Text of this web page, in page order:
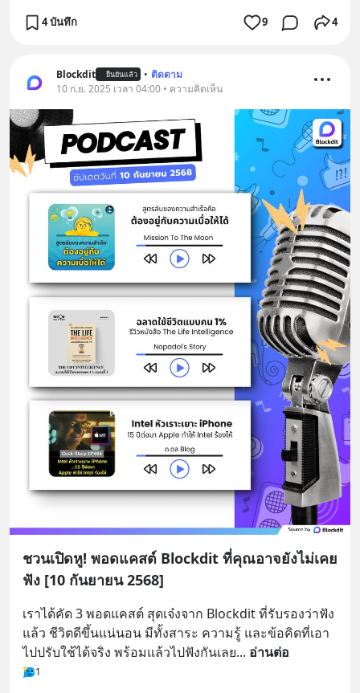
4 บันทึก 9 4
Blockdit ยืนยันแล้ว • ติดตาม
10 ก.ย. 2025 เวลา 04:00 • ความคิดเห็น
ชวนเปิดหู! พอดแคสต์ Blockdit ที่คุณอาจยังไม่เคย
ฟัง [10 กันยายน 2568]
เราได้คัด 3 พอดแคสต์ สุดเจ๋งจาก Blockdit ที่รับรองว่าฟัง
แล้ว ชีวิตดีขึ้นแน่นอน มีทั้งสาระ ความรู้ และข้อคิดที่เอา
ไปปรับใช้ได้จริง พร้อมแล้วไปฟังกันเลย... อ่านต่อ
1